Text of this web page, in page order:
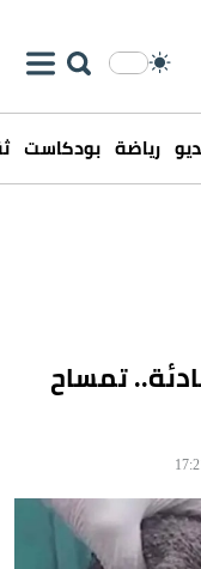
رياضة بودكاست
تمساح